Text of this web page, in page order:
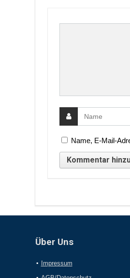
Name, E-Mail-
Über Uns
Impressum